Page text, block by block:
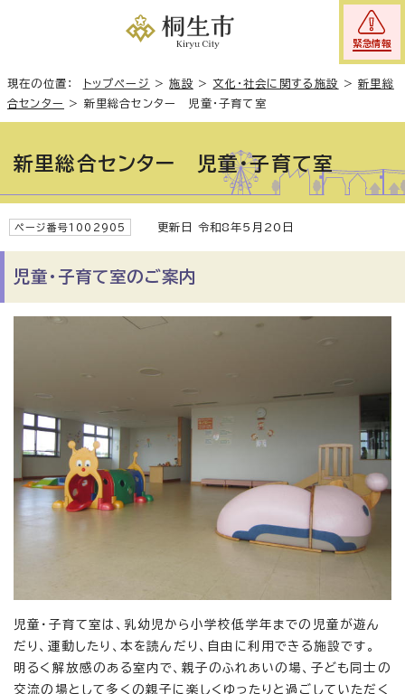
緊急情報
現在の位置： トップページ >施設 >文化・社会に関する施設 >新里総
合センター
> 新里総合センター 児童・子育て室
新里総合センター 児童・子育て室
ページ番号1002905 更新日 令和8年5月20日
児童・子育て室のご案内
児童・子育て室は、乳幼児から小学校低学年までの児童が遊ん
だり、運動したり、本を読んだり、自由に利用できる施設です。
明るく解放感のある室内で、親子のふれあいの場、子ども同士の
交流の場として多くの親子に楽しくゆったりと過ごしていただく